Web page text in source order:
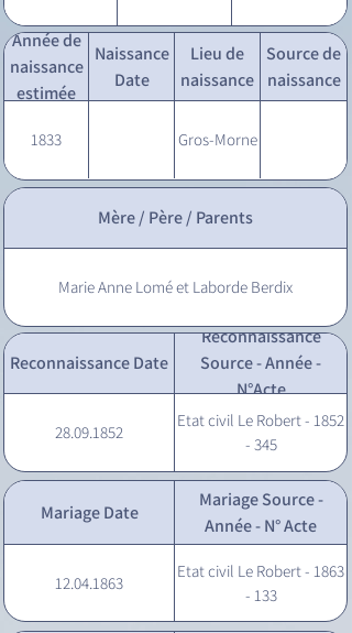
Année de
naissance
estimée
Naissance
Date
Lieu de
naissance
Source de
naissance
1833 Gros-Morne
Mère / Père / Parents
Marie Anne Lomé et Laborde Berdix
Reconnaissance Date
Reconnaissance
Source - Année -
N°Acte
28.09.1852
Etat civil Le Robert - 1852
- 345
Mariage Date
Mariage Source -
Année - N° Acte
12.04.1863
Etat civil Le Robert - 1863
- 133